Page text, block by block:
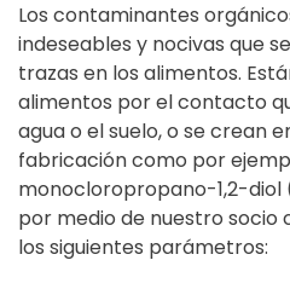
Los contaminantes
indeseables y nocivas que
trazas en los alimentos.
alimentos por el contacto
agua o el suelo, o se crean
fabricación como por
monocloropropano-1,2-diol
por medio de nuestro socio
los siguientes parámetros: